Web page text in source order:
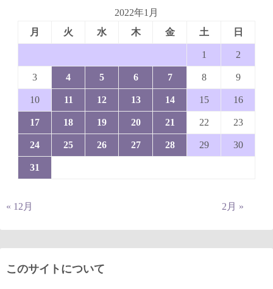
2022年1月
月
火 水 木 金 土 日
1 2
3 4 5 6 7 8 9
10 11 12 13 14 15 16
17 18 19 20 21 22 23
24 25 26 27 28 29 30
31
« 12月 2月 »
このサイトについて